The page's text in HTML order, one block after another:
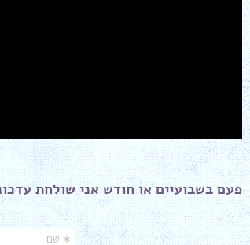
פעם בשבועיים או חודש אני שולחת